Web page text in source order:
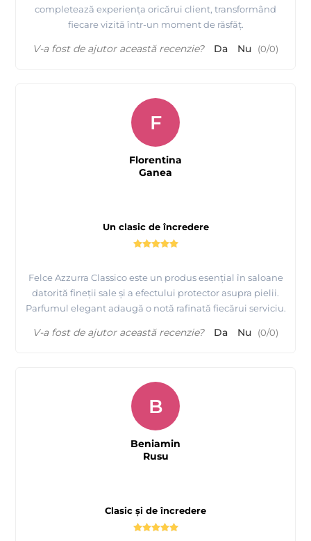
completează experiența oricărui client, transformând
fiecare vizită într-un moment de răsfăț.
V-a fost de ajutor această recenzie? Da Nu (0/0)
Un clasic de încredere
Felce Azzurra Classico este un produs esențial în saloane
datorită fineții sale și a efectului protector asupra pielii.
Parfumul elegant adaugă o notă rafinată fiecărui serviciu.
F
Florentina
Ganea
V-a fost de ajutor această recenzie? Da Nu (0/0)
Clasic și de încredere
B
Beniamin
Rusu